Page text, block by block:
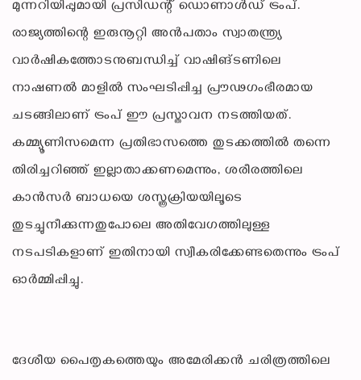
മുന്നറിയിപ്പുമായി പ്രസിഡന്റ് ഡൊണാൾഡ് ട്രംപ്.
രാജ്യത്തിന്റെ ഇരുനൂറ്റി അൻപതാം സ്വാതന്ത്ര്യ
വാർഷികത്തോടനുബന്ധിച്ച് വാഷിങ്ടണിലെ
നാഷണൽ മാളിൽ സംഘടിപ്പിച്ച പ്രൗഢഗംഭീരമായ
ചടങ്ങിലാണ് ട്രംപ് ഈ പ്രസ്താവന നടത്തിയത്.
കമ്മ്യൂണിസമെന്ന പ്രതിഭാസത്തെ തുടക്കത്തിൽ തന്നെ
തിരിച്ചറിഞ്ഞ് ഇല്ലാതാക്കണമെന്നും, ശരീരത്തിലെ
കാൻസർ ബാധയെ ശസ്ത്രക്രിയയിലൂടെ
തുടച്ചുനീക്കുന്നതുപോലെ അതിവേഗത്തിലുള്ള
നടപടികളാണ് ഇതിനായി സ്വീകരിക്കേണ്ടതെന്നും ട്രംപ്
ഓർമ്മിപ്പിച്ചു.
ദേശീയ പൈതൃകത്തെയും അമേരിക്കൻ ചരിത്രത്തിലെ